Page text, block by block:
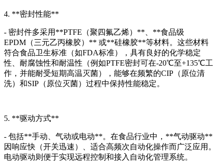
4. **密封性能**
- 密封件多采用**PTFE（聚四氟乙烯）**、**食品级
EPDM（三元乙丙橡胶）** 或**硅橡胶**等材料。这些材料
符合食品卫生标准（如FDA标准），具有良好的化学稳定
性、耐腐蚀性和耐温性（例如PTFE密封可在-20℃至+135℃工
作，并能耐受短期高温灭菌），能够在频繁的CIP（原位清
洗）和SIP（原位灭菌）过程中保持性能稳定。
5. **驱动方式**
- 包括**手动、气动或电动**。在食品行业中，**气动驱动**
因响应快（开关迅速）、适合高频次自动化操作而广泛应用。
电动驱动则便于实现远程控制和接入自动化管理系统。